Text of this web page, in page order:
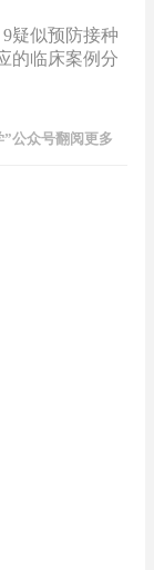
疑似预防接种
的临床案例分
公众号翻阅更多